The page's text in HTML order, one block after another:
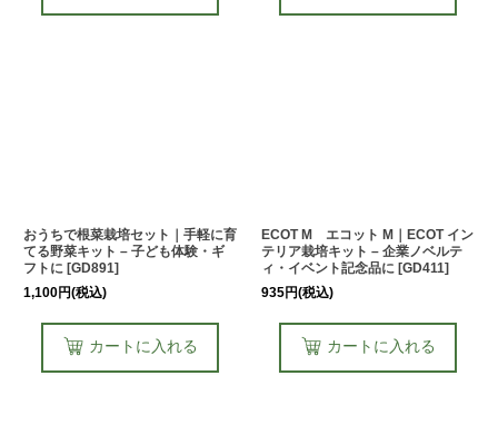
おうちで根菜栽培セット｜手軽に育
てる野菜キット – 子ども体験・ギ
フトに [GD891]
1,100円(税込)
カートに入れる
ECOT M エコット M｜ECOT イン
テリア栽培キット – 企業ノベルテ
ィ・イベント記念品に [GD411]
935円(税込)
カートに入れる